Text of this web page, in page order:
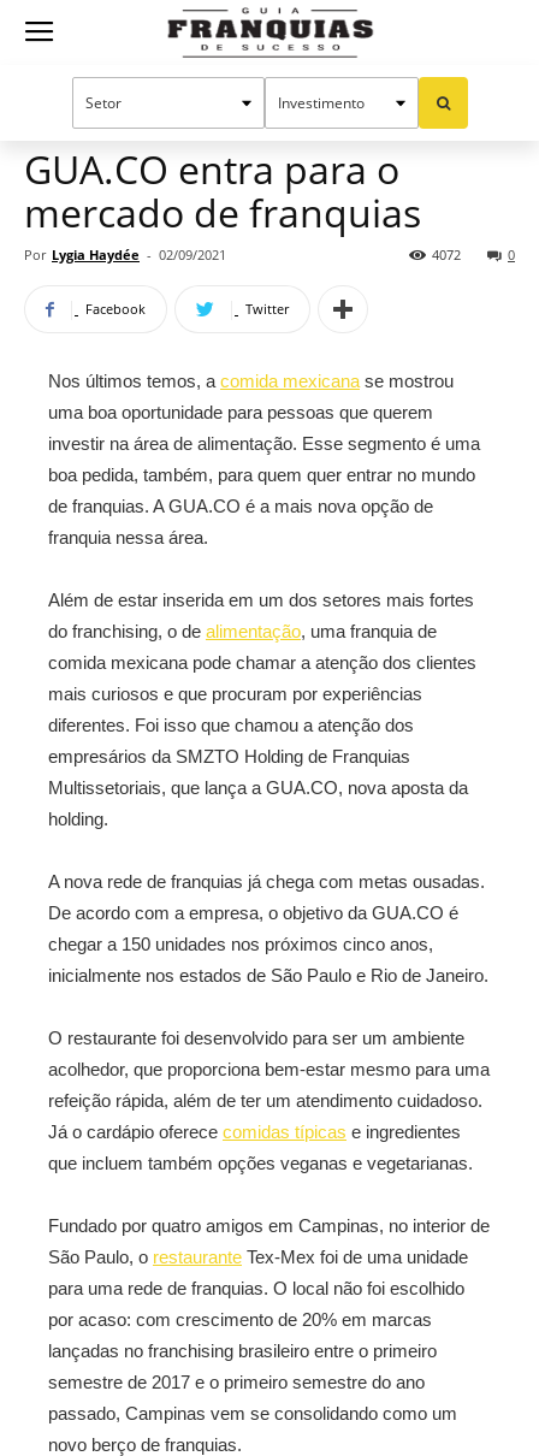
Guia
Mercado de franquias
GUA.CO entra para o
mercado de franquias
Por Lygia Haydée - 02/09/2021 0
4072
Facebook Twitter
Nos últimos temos, a comida mexicana se mostrou
uma boa oportunidade para pessoas que querem
investir na área de alimentação. Esse segmento é uma
boa pedida, também, para quem quer entrar no mundo
de franquias. A GUA.CO é a mais nova opção de
franquia nessa área.
Além de estar inserida em um dos setores mais fortes
do franchising, o de alimentação, uma franquia de
comida mexicana pode chamar a atenção dos clientes
mais curiosos e que procuram por experiências
diferentes. Foi isso que chamou a atenção dos
empresários da SMZTO Holding de Franquias
Multissetoriais, que lança a GUA.CO, nova aposta da
holding.
A nova rede de franquias já chega com metas ousadas.
De acordo com a empresa, o objetivo da GUA.CO é
chegar a 150 unidades nos próximos cinco anos,
inicialmente nos estados de São Paulo e Rio de Janeiro.
O restaurante foi desenvolvido para ser um ambiente
acolhedor, que proporciona bem-estar mesmo para uma
refeição rápida, além de ter um atendimento cuidadoso.
Já o cardápio oferece comidas típicas e ingredientes
que incluem também opções veganas e vegetarianas.
Fundado por quatro amigos em Campinas, no interior de
São Paulo, o restaurante Tex-Mex foi de uma unidade
para uma rede de franquias. O local não foi escolhido
por acaso: com crescimento de 20% em marcas
lançadas no franchising brasileiro entre o primeiro
semestre de 2017 e o primeiro semestre do ano
passado, Campinas vem se consolidando como um
novo berço de franquias.